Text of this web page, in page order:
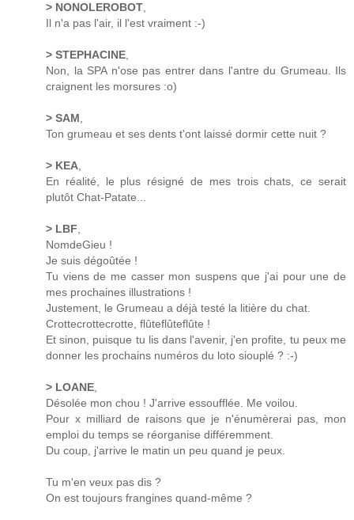
> NONOLEROBOT,
Il n'a pas l'air, il l'est vraiment :-)
> STEPHACINE,
Non, la SPA n'ose pas entrer dans l'antre du Grumeau. Ils
craignent les morsures :o)
> SAM,
Ton grumeau et ses dents t'ont laissé dormir cette nuit ?
> KEA,
En réalité, le plus résigné de mes trois chats, ce serait
plutôt Chat-Patate...
> LBF,
NomdeGieu !
Je suis dégoûtée !
Tu viens de me casser mon suspens que j'ai pour une de
mes prochaines illustrations !
Justement, le Grumeau a déjà testé la litière du chat.
Crottecrottecrotte, flûteflûteflûte !
Et sinon, puisque tu lis dans l'avenir, j'en profite, tu peux me
donner les prochains numéros du loto siouplé ? :-)
> LOANE,
Désolée mon chou ! J'arrive essoufflée. Me voilou.
Pour x milliard de raisons que je n'énumèrerai pas, mon
emploi du temps se réorganise différemment.
Du coup, j'arrive le matin un peu quand je peux.
Tu m'en veux pas dis ?
On est toujours frangines quand-même ?